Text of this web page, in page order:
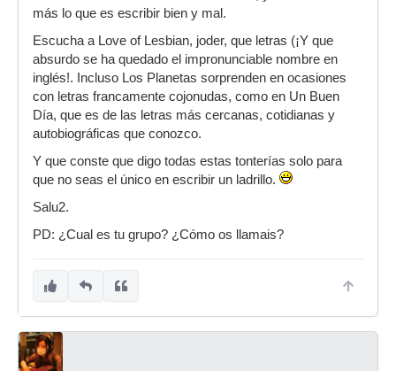
más lo que es escribir bien y mal.
Escucha a Love of Lesbian, joder, que letras (¡Y que
absurdo se ha quedado el impronunciable nombre en
inglés!. Incluso Los Planetas sorprenden en ocasiones
con letras francamente cojonudas, como en Un Buen
Día, que es de las letras más cercanas, cotidianas y
autobiográficas que conozco.
Y que conste que digo todas estas tonterías solo para
que no seas el único en escribir un ladrillo.
Salu2.
PD: ¿Cual es tu grupo? ¿Cómo os llamais?